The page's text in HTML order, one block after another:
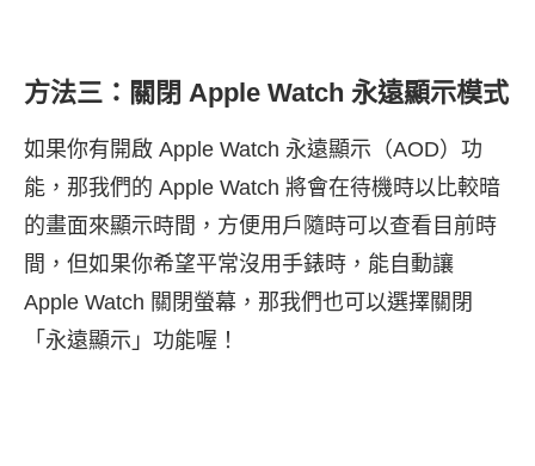
方法三：關閉 Apple Watch 永遠顯示模式
如果你有開啟 Apple Watch 永遠顯示（AOD）功
能，那我們的 Apple Watch 將會在待機時以比較暗
的畫面來顯示時間，方便用戶隨時可以查看目前時
間，但如果你希望平常沒用手錶時，能自動讓
Apple Watch 關閉螢幕，那我們也可以選擇關閉
「永遠顯示」功能喔！